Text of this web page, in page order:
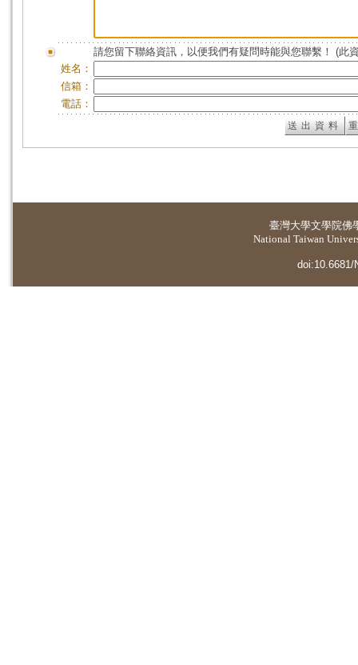
請您留下聯絡資訊，以便我們有疑問時能與您聯繫！ (此
姓名：
信箱：
電話：
臺灣大學文學院佛
National Taiwan
doi:10.6681/